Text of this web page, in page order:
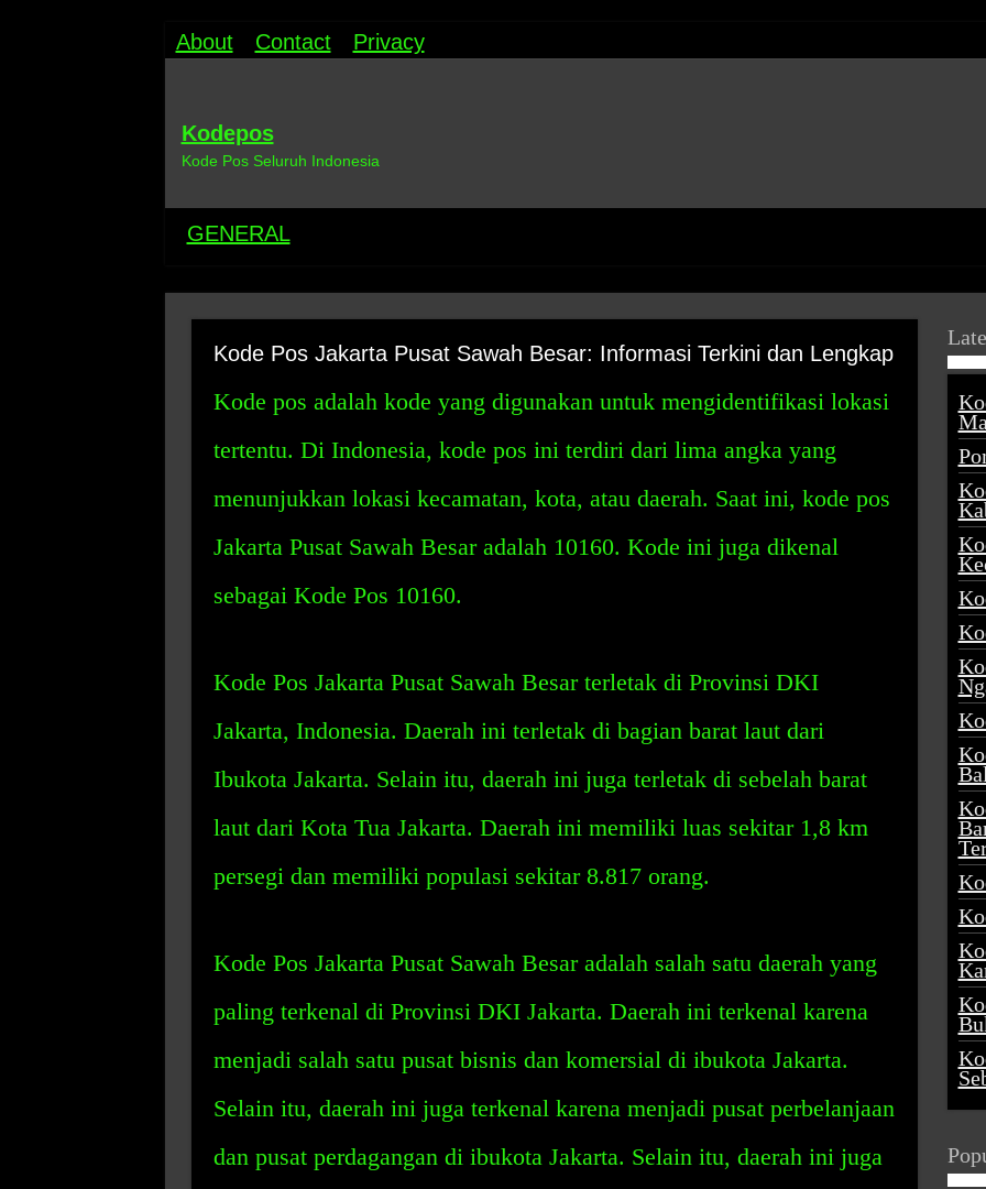
About Contact Privacy
Kodepos
Kode Pos Seluruh Indonesia
GENERAL
Kode Pos Jakarta Pusat Sawah Besar: Informasi Terkini dan Lengkap
Kode pos adalah kode yang digunakan untuk mengidentifikasi lokasi
tertentu. Di Indonesia, kode pos ini terdiri dari lima angka yang
menunjukkan lokasi kecamatan, kota, atau daerah. Saat ini, kode pos
Jakarta Pusat Sawah Besar adalah 10160. Kode ini juga dikenal
sebagai Kode Pos 10160.
Kode Pos Jakarta Pusat Sawah Besar terletak di Provinsi DKI
Jakarta, Indonesia. Daerah ini terletak di bagian barat laut dari
Ibukota Jakarta. Selain itu, daerah ini juga terletak di sebelah barat
laut dari Kota Tua Jakarta. Daerah ini memiliki luas sekitar 1,8 km
persegi dan memiliki populasi sekitar 8.817 orang.
Kode Pos Jakarta Pusat Sawah Besar adalah salah satu daerah yang
paling terkenal di Provinsi DKI Jakarta. Daerah ini terkenal karena
menjadi salah satu pusat bisnis dan komersial di ibukota Jakarta.
Selain itu, daerah ini juga terkenal karena menjadi pusat perbelanjaan
dan pusat perdagangan di ibukota Jakarta. Selain itu, daerah ini juga